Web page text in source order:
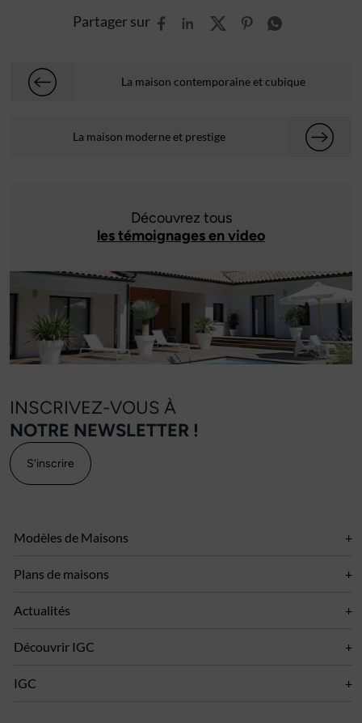
Partager sur
La maison contemporaine et cubique
La maison moderne et prestige
Découvrez tous
les témoignages en video
INSCRIVEZ-VOUS À
NOTRE NEWSLETTER !
S'inscrire
Modèles de Maisons
Plans de maisons
Actualités
Découvrir IGC
IGC